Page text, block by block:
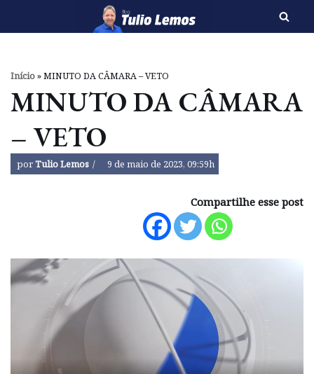
o
Início»MINUTO DA CÂMARA – VETO
MINUTO DA CÂMARA
– VETO
porTulio Lemos 9 de maio de 2023, 09:59h
Compartilhe esse post